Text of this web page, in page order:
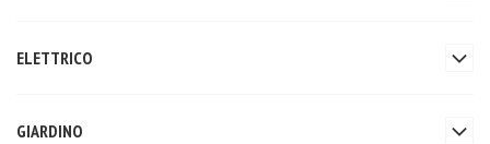
ELETTRICO
GIARDINO